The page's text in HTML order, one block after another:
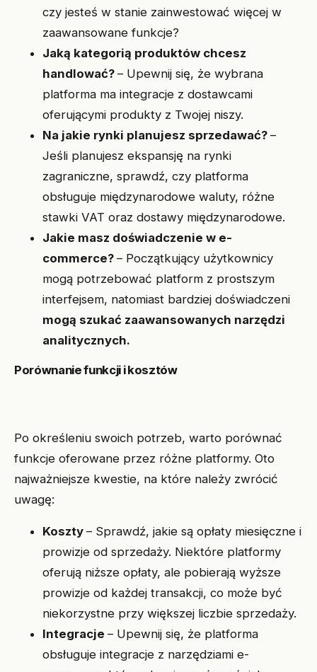
czy jesteś w stanie zainwestować więcej w
zaawansowane funkcje?
Jaką kategorią produktów chcesz
handlować? – Upewnij się, że wybrana
platforma ma integracje z dostawcami
oferującymi produkty z Twojej niszy.
Na jakie rynki planujesz sprzedawać? –
Jeśli planujesz ekspansję na rynki
zagraniczne, sprawdź, czy platforma
obsługuje międzynarodowe waluty, różne
stawki VAT oraz dostawy międzynarodowe.
Jakie masz doświadczenie w e-
commerce? – Początkujący użytkownicy
mogą potrzebować platform z prostszym
interfejsem, natomiast bardziej doświadczeni
mogą szukać zaawansowanych narzędzi
analitycznych.
Porównanie funkcji i kosztów
Po określeniu swoich potrzeb, warto porównać
funkcje oferowane przez różne platformy. Oto
najważniejsze kwestie, na które należy zwrócić
uwagę:
Koszty – Sprawdź, jakie są opłaty miesięczne i
prowizje od sprzedaży. Niektóre platformy
oferują niższe opłaty, ale pobierają wyższe
prowizje od każdej transakcji, co może być
niekorzystne przy większej liczbie sprzedaży.
Integracje – Upewnij się, że platforma
obsługuje integracje z narzędziami e-